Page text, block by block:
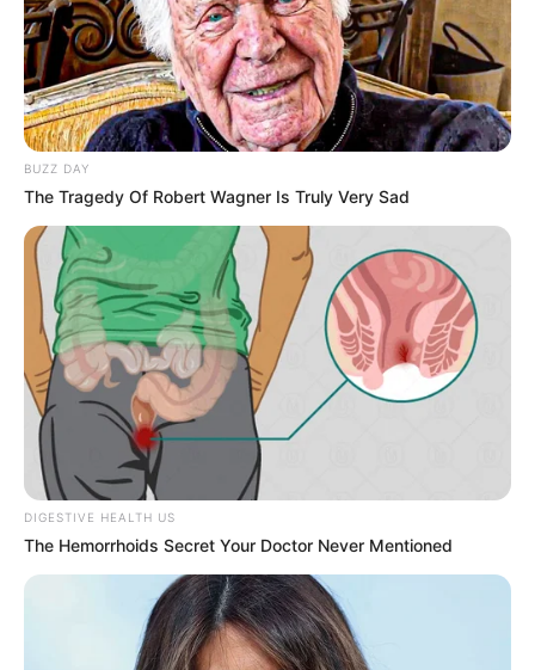
અમારી યુટ્યુબ ચેનલ ને Subscribe કરો
Latest News
અમદાવાદમાં મેયરને જોતા જ 3 દિવસથી પાણીમાં
રહેલા લોકોનો બાટલો ફાટ્યો
2 weeks ago
‘વિદ્યાર્થીઓને મારવાનો આદેશ કોણે આપ્યો, પેલેટ
ગનનો ઉપયોગ કરવાની મંજુરી કોણે આપી? રાહુલ
ગાંધીએ અમિત શાહને પત્ર લખ્યો
2 weeks ago
કેનેડામાં કાર અકસ્માતમાં અમદાવાદના કોમ્પ્યુટર
એન્જિનિયરનું મોત
પેપર લીક વિરુદ્ધ કાલે નવું બિલ આવી શકે છે, 10
વર્ષની જેલ અને 10 કરોડ સુધીના દંડની જોગવાઈ
2 weeks ago
BUZZ DAY
The Tragedy Of Robert Wagner Is Truly Very Sad
DIGESTIVE HEALTH US
The Hemorrhoids Secret Your Doctor Never Mentioned